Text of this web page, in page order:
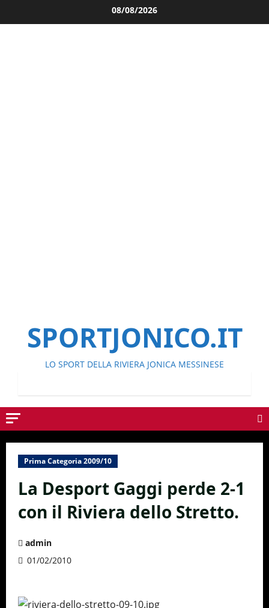
al
08/08/2026
SPORTJONICO.IT
LO SPORT DELLA RIVIERA JONICA MESSINESE
Prima Categoria 2009/10
La Desport Gaggi perde 2-1
con il Riviera dello Stretto.
admin
01/02/2010